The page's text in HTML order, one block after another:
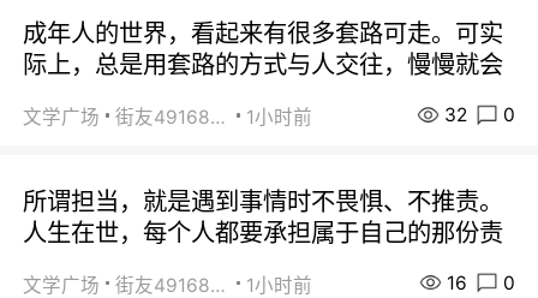
成年人的世界，看起来有很多套路可走。可实
际上，总是用套路的方式与人交往，慢慢就会
文学广场 街友49168527 1小时前 32 0
所谓担当，就是遇到事情时不畏惧、不推责。
人生在世，每个人都要承担属于自己的那份责
文学广场 街友49168527 1小时前 16 0